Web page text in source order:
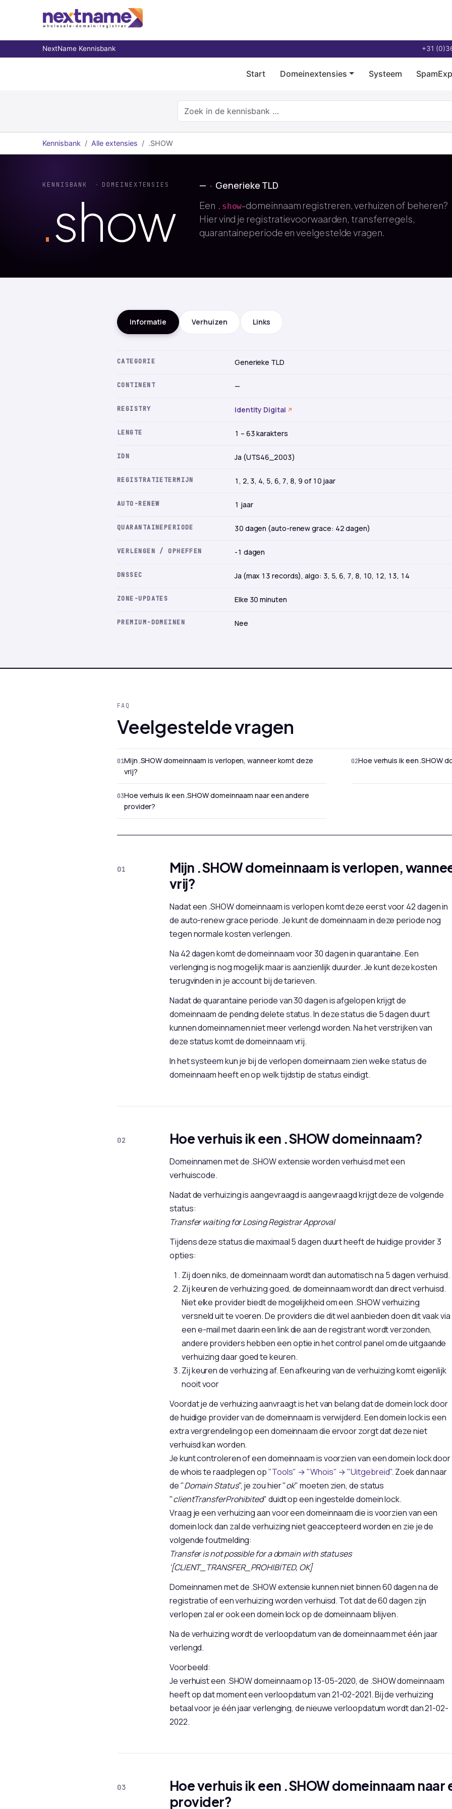
NextName Kennisbank +31
Start Domeinextensies Systeem
Kennisbank Alle extensies .SHOW
KENNISBANK DOMEINEXTENSIES
.show
— Generieke TLD
Een .show-domeinnaam registreren, verhuizen of beheren?
Hier vind je registratievoorwaarden, transferregels,
quarantaineperiode en veelgestelde vragen.
Informatie Verhuizen Links
CATEGORIE Generieke TLD
CONTINENT —
REGISTRY Identity Digital
LENGTE 1 – 63 karakters
IDN Ja (UTS46_2003)
REGISTRATIETERMIJN 1, 2, 3, 4, 5, 6, 7, 8, 9 of 10 jaar
AUTO-RENEW 1 jaar
QUARANTAINEPERIODE 30 dagen (auto-renew grace: 42 dagen)
VERLENGEN / OPHEFFEN -1 dagen
DNSSEC Ja (max 13 records), algo: 3, 5, 6, 7, 8, 10, 12, 13, 14
ZONE-UPDATES Elke 30 minuten
PREMIUM-DOMEINEN Nee
FAQ
Veelgestelde vragen
Mijn .SHOW domeinnaam is verlopen, wanneer komt deze
vrij?
Hoe verhuis ik een .SHOW
Hoe verhuis ik een .SHOW domeinnaam naar een andere
provider?
Mijn .SHOW domeinnaam is verlopen,
vrij?
Nadat een .SHOW domeinnaam is verlopen komt deze eerst voor 42 dagen in
de auto-renew grace periode. Je kunt de domeinnaam in deze periode nog
tegen normale kosten verlengen.
Na 42 dagen komt de domeinnaam voor 30 dagen in quarantaine. Een
verlenging is nog mogelijk maar is aanzienlijk duurder. Je kunt deze kosten
terugvinden in je account bij de tarieven.
Nadat de quarantaine periode van 30 dagen is afgelopen krijgt de
domeinnaam de pending delete status. In deze status die 5 dagen duurt
kunnen domeinnamen niet meer verlengd worden. Na het verstrijken van
deze status komt de domeinnaam vrij.
In het systeem kun je bij de verlopen domeinnaam zien welke status de
domeinnaam heeft en op welk tijdstip de status eindigt.
Hoe verhuis ik een .SHOW domeinnaam?
Domeinnamen met de .SHOW extensie worden verhuisd met een
verhuiscode.
Nadat de verhuizing is aangevraagd is aangevraagd krijgt deze de volgende
status:
Transfer waiting for Losing Registrar Approval
Tijdens deze status die maximaal 5 dagen duurt heeft de huidige provider 3
opties:
Zij doen niks, de domeinnaam wordt dan automatisch na 5 dagen verhuisd.
Zij keuren de verhuizing goed, de domeinnaam wordt dan direct verhuisd.
Niet elke provider biedt de mogelijkheid om een .SHOW verhuizing
versneld uit te voeren. De providers die dit wel aanbieden doen dit vaak via
een e-mail met daarin een link die aan de registrant wordt verzonden,
andere providers hebben een optie in het control panel om de uitgaande
verhuizing daar goed te keuren.
Zij keuren de verhuizing af. Een afkeuring van de verhuizing komt eigenlijk
nooit voor
Voordat je de verhuizing aanvraagt is het van belang dat de domein lock door
de huidige provider van de domeinnaam is verwijderd. Een domein lock is een
extra vergrendeling op een domeinnaam die ervoor zorgt dat deze niet
verhuisd kan worden.
Je kunt controleren of een domeinnaam is voorzien van een domein lock door
de whois te raadplegen op"Tools" → "Whois" → "Uitgebreid". Zoek dan naar
de "Domain Status", je zou hier "ok" moeten zien, de status
"clientTransferProhibited" duidt op een ingestelde domein lock.
Vraag je een verhuizing aan voor een domeinnaam die is voorzien van een
domein lock dan zal de verhuizing niet geaccepteerd worden en zie je de
volgende foutmelding:
Transfer is not possible for a domain with statuses
'[CLIENT_TRANSFER_PROHIBITED, OK]
Domeinnamen met de .SHOW extensie kunnen niet binnen 60 dagen na de
registratie of een verhuizing worden verhuisd. Tot dat de 60 dagen zijn
verlopen zal er ook een domein lock op de domeinnaam blijven.
Na de verhuizing wordt de verloopdatum van de domeinnaam met één jaar
verlengd.
Voorbeeld:
Je verhuist een .SHOW domeinnaam op 13-05-2020, de .SHOW domeinnaam
heeft op dat moment een verloopdatum van 21-02-2021. Bij de verhuizing
betaal voor je één jaar verlenging, de nieuwe verloopdatum wordt dan 21-02-
2022.
Hoe verhuis ik een .SHOW domeinnaam naar
provider?